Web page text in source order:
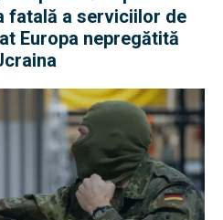
fatală a serviciilor de
Europa nepregătită